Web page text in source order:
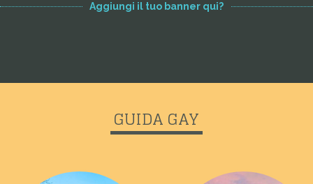
Aggiungi il tuo banner qui?
GUIDA GAY